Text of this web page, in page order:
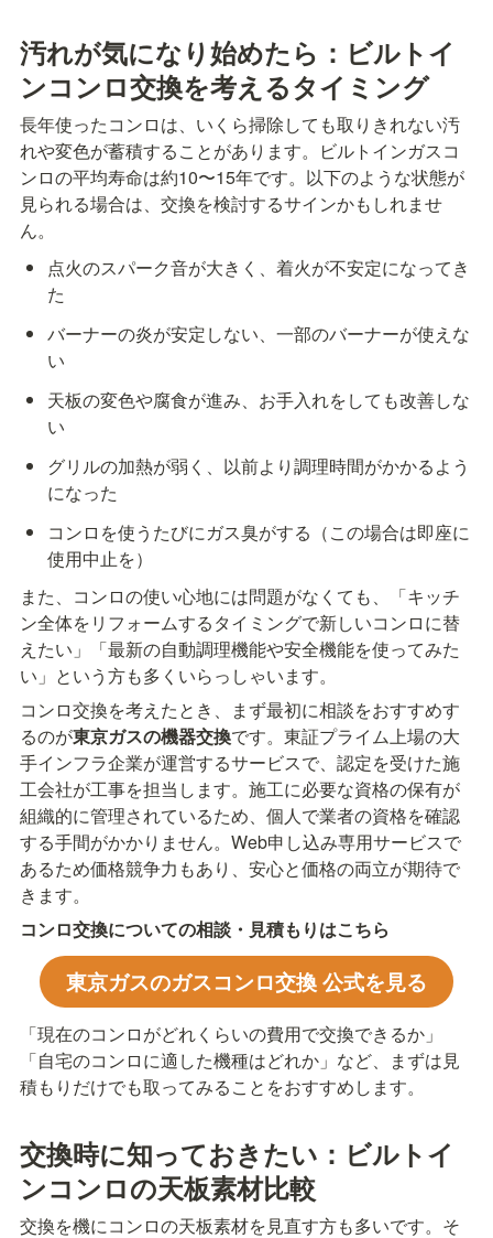
汚れが気になり始めたら：ビルトイ
ンコンロ交換を考えるタイミング
長年使ったコンロは、いくら掃除しても取りきれない汚
れや変色が蓄積することがあります。ビルトインガスコ
ンロの平均寿命は約10〜15年です。以下のような状態が
見られる場合は、交換を検討するサインかもしれませ
ん。
点火のスパーク音が大きく、着火が不安定になってき
た
バーナーの炎が安定しない、一部のバーナーが使えな
い
天板の変色や腐食が進み、お手入れをしても改善しな
い
グリルの加熱が弱く、以前より調理時間がかかるよう
になった
コンロを使うたびにガス臭がする（この場合は即座に
使用中止を）
また、コンロの使い心地には問題がなくても、「キッチ
ン全体をリフォームするタイミングで新しいコンロに替
えたい」「最新の自動調理機能や安全機能を使ってみた
い」という方も多くいらっしゃいます。
コンロ交換を考えたとき、まず最初に相談をおすすめす
るのが東京ガスの機器交換です。東証プライム上場の大
手インフラ企業が運営するサービスで、認定を受けた施
工会社が工事を担当します。施工に必要な資格の保有が
組織的に管理されているため、個人で業者の資格を確認
する手間がかかりません。Web申し込み専用サービスで
あるため価格競争力もあり、安心と価格の両立が期待で
きます。
コンロ交換についての相談・見積もりはこちら
東京ガスのガスコンロ交換 公式を見る
「現在のコンロがどれくらいの費用で交換できるか」
「自宅のコンロに適した機種はどれか」など、まずは見
積もりだけでも取ってみることをおすすめします。
交換時に知っておきたい：ビルトイ
ンコンロの天板素材比較
交換を機にコンロの天板素材を見直す方も多いです。そ